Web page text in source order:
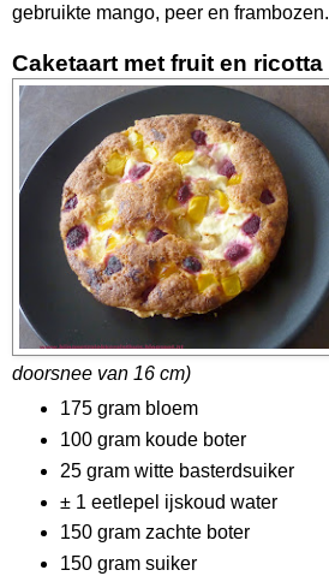
gebruikte mango, peer en frambozen.
Caketaart met fruit en ricotta
doorsnee van 16 cm)
175 gram bloem
100 gram koude boter
25 gram witte basterdsuiker
± 1 eetlepel ijskoud water
150 gram zachte boter
150 gram suiker